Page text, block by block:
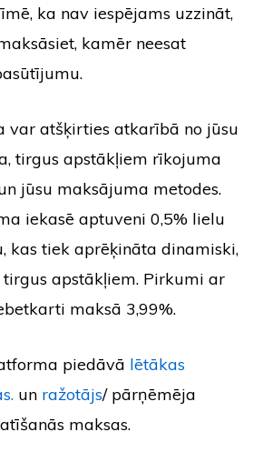
ka nav iespējams uzzināt,
kamēr neesat
var atšķirties atkarībā no jūsu
tirgus apstākļiem rīkojuma
jūsu maksājuma metodes.
iekasē aptuveni 0,5% lielu
kas tiek aprēķināta dinamiski,
apstākļiem. Pirkumi ar
maksā 3,99%.
piedāvā lētākas
un ražotājs/ pārņēmēja
maksas.